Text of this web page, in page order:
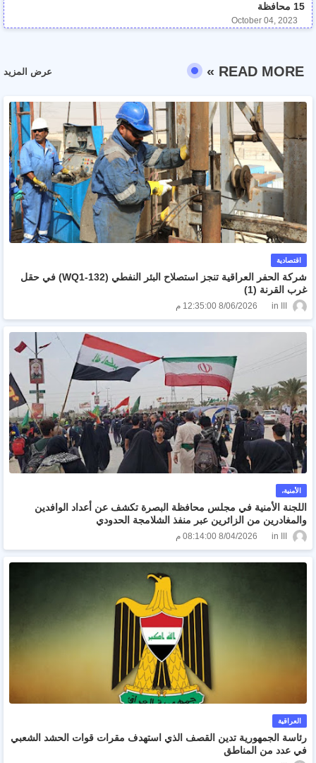
15 محافظة
October 04, 2023
READ MORE » عرض المزيد
اقتصادية
شركة الحفر العراقية تنجز استصلاح البئر النفطي (WQ1-132) في حقل
غرب القرنة (1)
8/06/2026 12:35:00 م
الأمنية،
اللجنة الأمنية في مجلس محافظة البصرة تكشف عن أعداد الوافدين
والمغادرين من الزائرين عبر منفذ الشلامجة الحدودي
8/04/2026 08:14:00 م
العراقية
رئاسة الجمهورية تدين القصف الذي استهدف مقرات قوات الحشد الشعبي
في عدد من المناطق